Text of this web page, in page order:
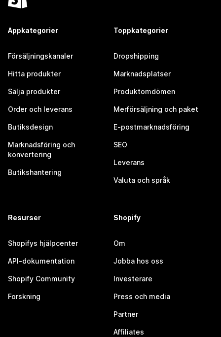
Appkategorier
Försäljningskanaler
Hitta produkter
Sälja produkter
Order och leverans
Butiksdesign
Marknadsföring och
konvertering
Butikshantering
Toppkategorier
Dropshipping
Marknadsplatser
Produktomdömen
Merförsäljning och paket
E-postmarknadsföring
SEO
Leverans
Valuta och språk
Resurser
Shopifys hjälpcenter
API-dokumentation
Shopify Community
Forskning
Shopify
Om
Jobba hos oss
Investerare
Press och media
Partner
Affiliates